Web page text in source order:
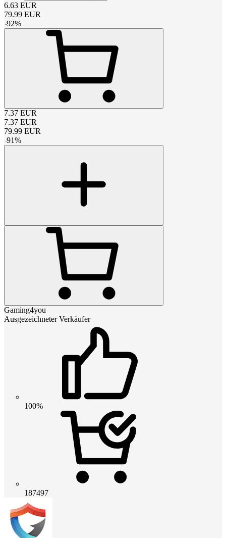
6.63 EUR
79.99 EUR
-92%
7.37 EUR
7.37 EUR
79.99 EUR
-91%
Gaming4you
Ausgezeichneter Verkäufer
100%
187497